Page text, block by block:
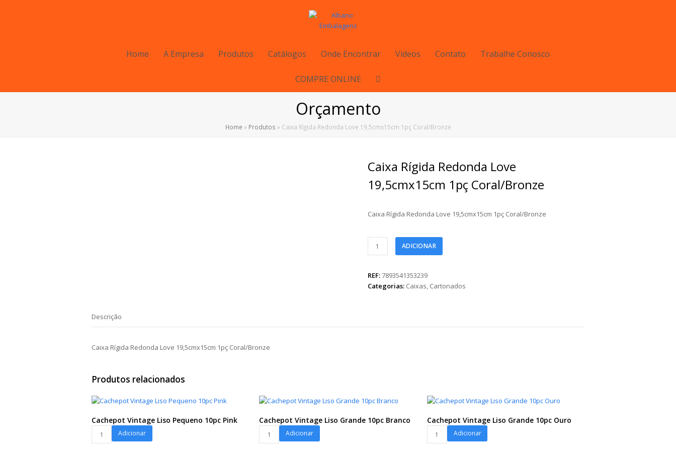
Home A Empresa Produtos Catálogos Onde Encontrar Vídeos Contato Trabalhe Conosco
COMPRE ONLINE
Orçamento
Home » Produtos » Caixa Rígida Redonda Love 19,5cmx15cm 1pç Coral/Bronze
Caixa Rígida Redonda Love
19,5cmx15cm 1pç Coral/Bronze
Caixa Rígida Redonda Love 19,5cmx15cm 1pç Coral/Bronze
Love
19,5cmx15cm
ADICIONAR
REF:7893541353239
Categorias: Caixas, Cartonados
Descrição
Caixa Rígida Redonda Love 19,5cmx15cm 1pç Coral/Bronze
Produtos relacionados
Cachepot Vintage Liso Pequeno 10pc Pink
Cachepot
Vintage
Adicionar
Cachepot Vintage Liso Grande 10pc Branco
Cachepot
Vintage
Adicionar
Cachepot Vintage Liso Grande 10pc Ouro
Cachepot
Vintage
Adicionar